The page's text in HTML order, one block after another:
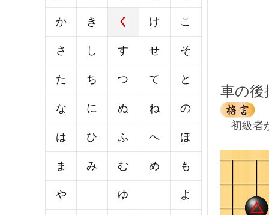
か き く け こ
さ し す せ そ
た ち つ て と
な に ぬ ね の
は ひ ふ へ ほ
ま み む め も
や ゆ よ
車の後
初級者